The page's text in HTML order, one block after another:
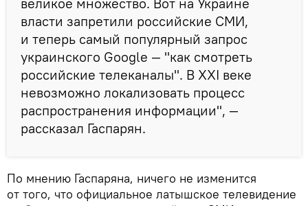
власти запретили российские СМИ,
и теперь самый популярный запрос
украинского Google — "как смотреть
российские телеканалы". В XXI веке
невозможно локализовать процесс
распространения информации", —
рассказал Гаспарян.
По мнению Гаспаряна, ничего не изменится
от того, что официальное латышское телевидение